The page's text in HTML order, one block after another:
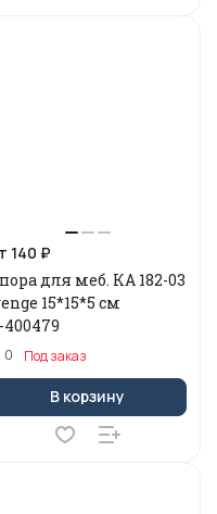
140 ₽
для меб. КA 182-03
15*15*5 см
0 Под заказ
В корзину